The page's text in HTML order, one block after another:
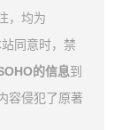
，均为
同意时，禁
的信息到
容侵犯了原著